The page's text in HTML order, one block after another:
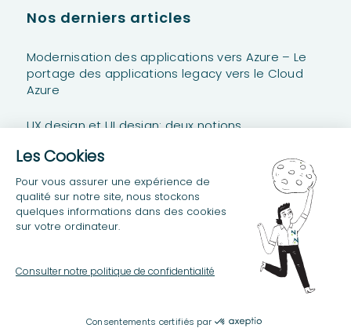
Nos derniers articles
Modernisation des applications vers Azure – Le
portage des applications legacy vers le Cloud
Azure
UX design et UI design: deux notions
Power Platform Stories #2 – Anatomie d’un Projet
Power Platform